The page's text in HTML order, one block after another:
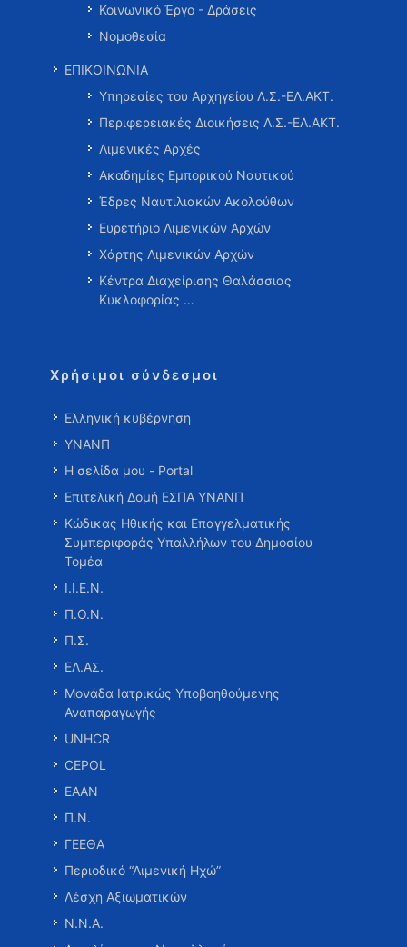
Κοινωνικό Έργο - Δράσεις
Νομοθεσία
ΕΠΙΚΟΙΝΩΝΙΑ
Υπηρεσίες του Αρχηγείου Λ.Σ.-ΕΛ.ΑΚΤ.
Περιφερειακές Διοικήσεις Λ.Σ.-ΕΛ.ΑΚΤ.
Λιμενικές Αρχές
Ακαδημίες Εμπορικού Ναυτικού
Έδρες Ναυτιλιακών Ακολούθων
Ευρετήριο Λιμενικών Αρχών
Χάρτης Λιμενικών Αρχών
Κέντρα Διαχείρισης Θαλάσσιας
Κυκλοφορίας …
Χρήσιμοι σύνδεσμοι
Ελληνική κυβέρνηση
ΥΝΑΝΠ
Η σελίδα μου - Portal
Επιτελική Δομή ΕΣΠΑ ΥΝΑΝΠ
Κώδικας Ηθικής και Επαγγελματικής
Συμπεριφοράς Υπαλλήλων του Δημοσίου
Τομέα
Ι.Ι.Ε.Ν.
Π.Ο.Ν.
Π.Σ.
ΕΛ.ΑΣ.
Μονάδα Ιατρικώς Υποβοηθούμενης
Αναπαραγωγής
UNHCR
CEPOL
ΕΑΑΝ
Π.Ν.
ΓΕΕΘΑ
Περιοδικό “Λιμενική Ηχώ”
Λέσχη Αξιωματικών
Ν.Ν.Α.